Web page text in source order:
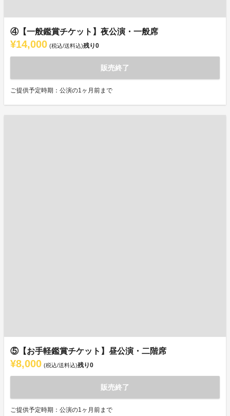
④【一般鑑賞チケット】夜公演・一般席
¥14,000 (税込/送料込)残り0
販売終了
ご提供予定時期：公演の1ヶ月前まで
⑤【お手軽鑑賞チケット】昼公演・二階席
¥8,000 (税込/送料込)残り0
販売終了
ご提供予定時期：公演の1ヶ月前まで